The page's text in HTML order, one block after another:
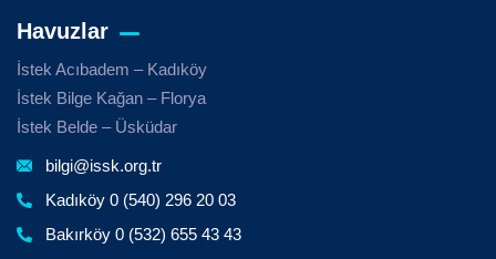
Havuzlar
İstek Acıbadem – Kadıköy
İstek Bilge Kağan – Florya
İstek Belde – Üsküdar
bilgi@issk.org.tr
Kadıköy 0 (540) 296 20 03
Bakırköy 0 (532) 655 43 43